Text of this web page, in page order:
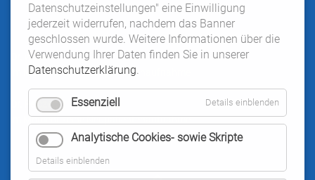
Dr. Wilke:
im Moment keine Neupatientenaufnahme
Dr. Pelczer:
im Moment keine Neupatientenaufnahme
Datenschutzeinstellungen" eine Einwilligung
jederzeit widerrufen, nachdem das Banner
geschlossen wurde. Weitere Informationen über die
Verwendung Ihrer Daten finden Sie in unserer
Datenschutzerklärung.
Essenziell Details einblenden
Analytische Cookies- sowie Skripte
Details einblenden